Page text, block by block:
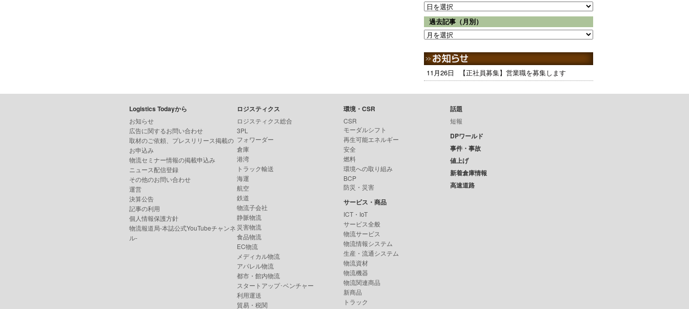
過去記事（月別）
11月26日 【正社員募集】営業職を募集します
Logistics Todayから
お知らせ
広告に関するお問い合わせ
取材のご依頼、プレスリリース掲載の
お申込み
物流セミナー情報の掲載申込み
ニュース配信登録
その他のお問い合わせ
運営
決算公告
記事の利用
個人情報保護方針
物流報道局-本誌公式YouTubeチャンネ
ル-
ロジスティクス
ロジスティクス総合
3PL
フォワーダー
倉庫
港湾
トラック輸送
海運
航空
鉄道
物流子会社
静脈物流
災害物流
食品物流
EC物流
メディカル物流
アパレル物流
都市・館内物流
スタートアップ･ベンチャー
利用運送
貿易・税関
環境・CSR
CSR
モーダルシフト
再生可能エネルギー
安全
燃料
環境への取り組み
BCP
防災・災害
サービス・商品
ICT・IoT
サービス全般
物流サービス
物流情報システム
生産・流通システム
物流資材
物流機器
物流関連商品
新商品
トラック
話題
短報
DPワールド
事件・事故
値上げ
新着倉庫情報
高速道路